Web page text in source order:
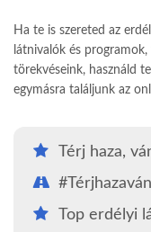
Ha te is szereted az
látnivalók és
törekvéseink, használd
egymásra találjunk az
Térj haza,
Top erdélyi